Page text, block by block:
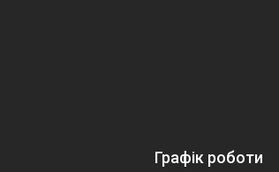
Графік роботи